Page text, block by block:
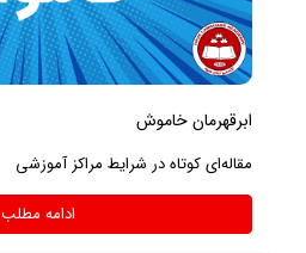
ابرقهرمان خاموش
مقاله‌ای کوتاه در شرایط مراکز آموزشی
ادامه مطلب